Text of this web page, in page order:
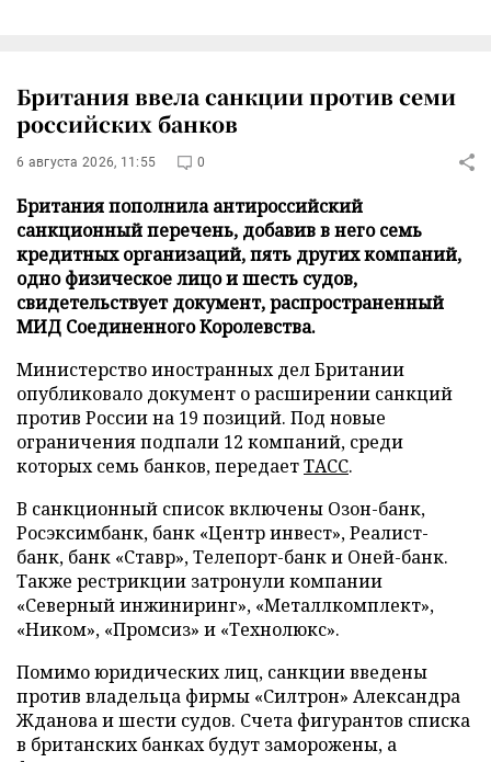
Британия ввела санкции против семи
российских банков
6 августа 2026, 11:55 0
Британия пополнила антироссийский
санкционный перечень, добавив в него семь
кредитных организаций, пять других компаний,
одно физическое лицо и шесть судов,
свидетельствует документ, распространенный
МИД Соединенного Королевства.
Министерство иностранных дел Британии
опубликовало документ о расширении санкций
против России на 19 позиций. Под новые
ограничения подпали 12 компаний, среди
которых семь банков, передаетТАСС.
В санкционный список включены Озон-банк,
Росэксимбанк, банк «Центр инвест», Реалист-
банк, банк «Ставр», Телепорт-банк и Оней-банк.
Также рестрикции затронули компании
«Северный инжиниринг», «Металлкомплект»,
«Ником», «Промсиз» и «Технолюкс».
Помимо юридических лиц, санкции введены
против владельца фирмы «Силтрон» Александра
Жданова и шести судов. Счета фигурантов списка
в британских банках будут заморожены, а